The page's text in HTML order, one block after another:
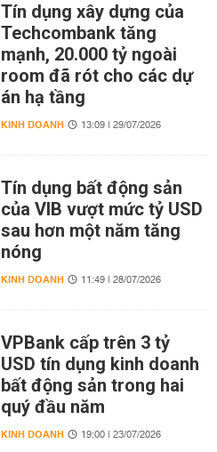
Tín dụng xây dựng của
Techcombank tăng
mạnh, 20.000 tỷ ngoài
room đã rót cho các dự
án hạ tầng
KINH DOANH 13:09 | 29/07/2026
Tín dụng bất động sản
của VIB vượt mức tỷ USD
sau hơn một năm tăng
nóng
KINH DOANH 11:49 | 28/07/2026
VPBank cấp trên 3 tỷ
USD tín dụng kinh doanh
bất động sản trong hai
quý đầu năm
KINH DOANH 19:00 | 23/07/2026